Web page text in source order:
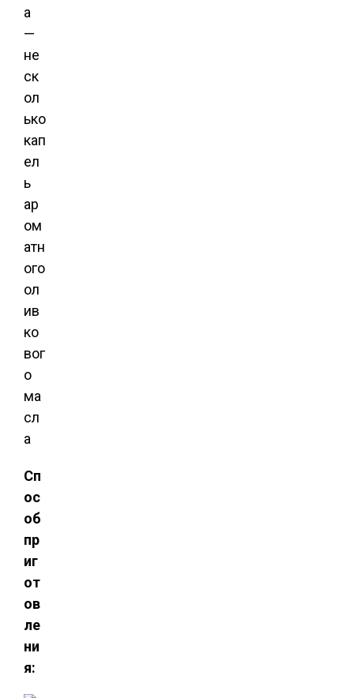
а
—
не
ск
ол
ько
кап
ел
ь
ар
ом
атн
ого
ол
ив
ко
вог
о
ма
сл
а
Сп
ос
об
пр
иг
от
ов
ле
ни
я: